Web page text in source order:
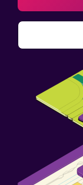
Sağlık ve
Günlük oda